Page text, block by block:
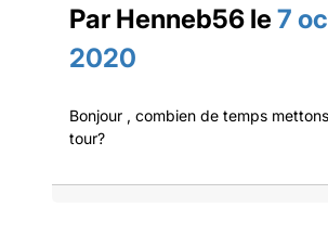
Par Henneb56 le 7
2020
Bonjour , combien de temps
tour?